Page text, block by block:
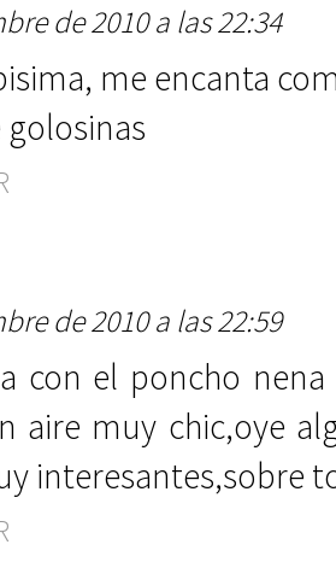
de 2010 a las 22:34
me encanta
de 2010 a las 22:59
con el poncho
aire muy chic,oye
interesantes,sobre